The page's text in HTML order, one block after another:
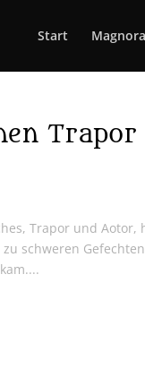
Start
Trapor und
schweren